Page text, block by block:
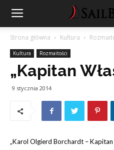
Strona główna Kultura
Kultura Rozmaitości
„Kapitan
9 stycznia 2014
„Karol Olgierd Borchardt –